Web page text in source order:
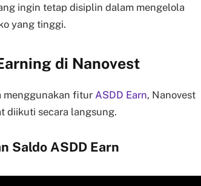
ingin tetap disiplin dalam mengelola
yang tinggi.
di Nanovest
menggunakan fitur ASDD Earn, Nanovest
diikuti secara langsung.
Saldo ASDD Earn